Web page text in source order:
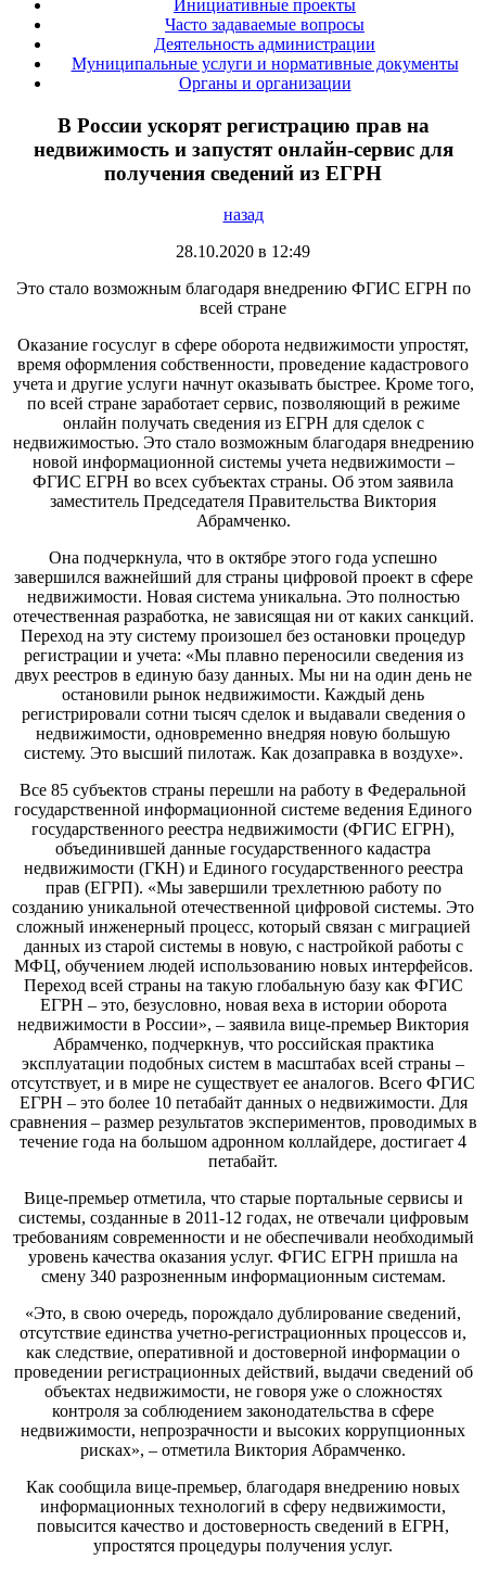
Инициативные проекты
Часто задаваемые вопросы
Деятельность администрации
Муниципальные услуги и нормативные документы
Органы и организации
В России ускорят регистрацию прав на
недвижимость и запустят онлайн-сервис для
получения сведений из ЕГРН
назад
28.10.2020 в 12:49
Это стало возможным благодаря внедрению ФГИС ЕГРН по
всей стране
Оказание госуслуг в сфере оборота недвижимости упростят,
время оформления собственности, проведение кадастрового
учета и другие услуги начнут оказывать быстрее. Кроме того,
по всей стране заработает сервис, позволяющий в режиме
онлайн получать сведения из ЕГРН для сделок с
недвижимостью. Это стало возможным благодаря внедрению
новой информационной системы учета недвижимости –
ФГИС ЕГРН во всех субъектах страны. Об этом заявила
заместитель Председателя Правительства Виктория
Абрамченко.
Она подчеркнула, что в октябре этого года успешно
завершился важнейший для страны цифровой проект в сфере
недвижимости. Новая система уникальна. Это полностью
отечественная разработка, не зависящая ни от каких санкций.
Переход на эту систему произошел без остановки процедур
регистрации и учета: «Мы плавно переносили сведения из
двух реестров в единую базу данных. Мы ни на один день не
остановили рынок недвижимости. Каждый день
регистрировали сотни тысяч сделок и выдавали сведения о
недвижимости, одновременно внедряя новую большую
систему. Это высший пилотаж. Как дозаправка в воздухе».
Все 85 субъектов страны перешли на работу в Федеральной
государственной информационной системе ведения Единого
государственного реестра недвижимости (ФГИС ЕГРН),
объединившей данные государственного кадастра
недвижимости (ГКН) и Единого государственного реестра
прав (ЕГРП). «Мы завершили трехлетнюю работу по
созданию уникальной отечественной цифровой системы. Это
сложный инженерный процесс, который связан с миграцией
данных из старой системы в новую, с настройкой работы с
МФЦ, обучением людей использованию новых интерфейсов.
Переход всей страны на такую глобальную базу как ФГИС
ЕГРН – это, безусловно, новая веха в истории оборота
недвижимости в России», – заявила вице-премьер Виктория
Абрамченко, подчеркнув, что российская практика
эксплуатации подобных систем в масштабах всей страны –
отсутствует, и в мире не существует ее аналогов. Всего ФГИС
ЕГРН – это более 10 петабайт данных о недвижимости. Для
сравнения – размер результатов экспериментов, проводимых в
течение года на большом адронном коллайдере, достигает 4
петабайт.
Вице-премьер отметила, что старые портальные сервисы и
системы, созданные в 2011-12 годах, не отвечали цифровым
требованиям современности и не обеспечивали необходимый
уровень качества оказания услуг. ФГИС ЕГРН пришла на
смену 340 разрозненным информационным системам.
«Это, в свою очередь, порождало дублирование сведений,
отсутствие единства учетно-регистрационных процессов и,
как следствие, оперативной и достоверной информации о
проведении регистрационных действий, выдачи сведений об
объектах недвижимости, не говоря уже о сложностях
контроля за соблюдением законодательства в сфере
недвижимости, непрозрачности и высоких коррупционных
рисках», – отметила Виктория Абрамченко.
Как сообщила вице-премьер, благодаря внедрению новых
информационных технологий в сферу недвижимости,
повысится качество и достоверность сведений в ЕГРН,
упростятся процедуры получения услуг.